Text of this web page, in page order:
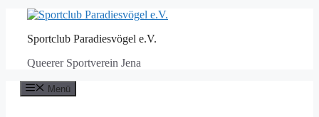
springenSportclub Paradiesvögel e.V.
Queerer Sportverein Jena
Menü